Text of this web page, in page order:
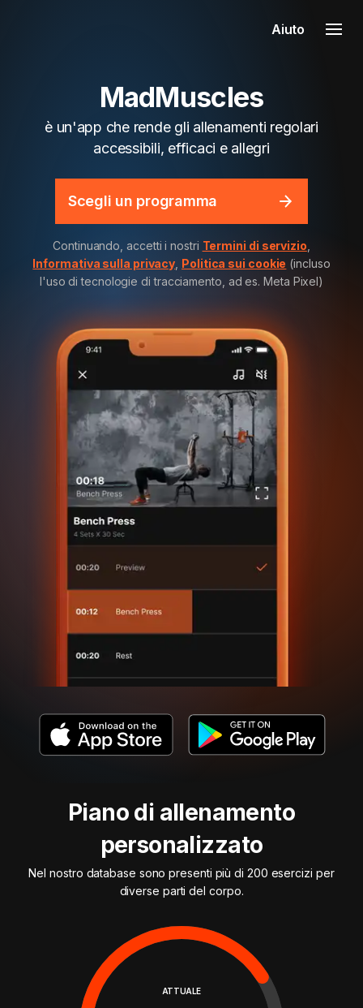
Aiuto
MadMuscles
è un'app che rende gli allenamenti regolari
accessibili, efficaci e allegri
Scegli un programma
Continuando, accetti i nostri Termini di servizio
Informativa sulla privacy Politica sui cookie (incluso
l'uso di tecnologie di tracciamento, ad es. Meta Pixel)
Piano di allenamento
personalizzato
Nel nostro database sono presenti più di 200 esercizi per
diverse parti del corpo.
ATTUALE